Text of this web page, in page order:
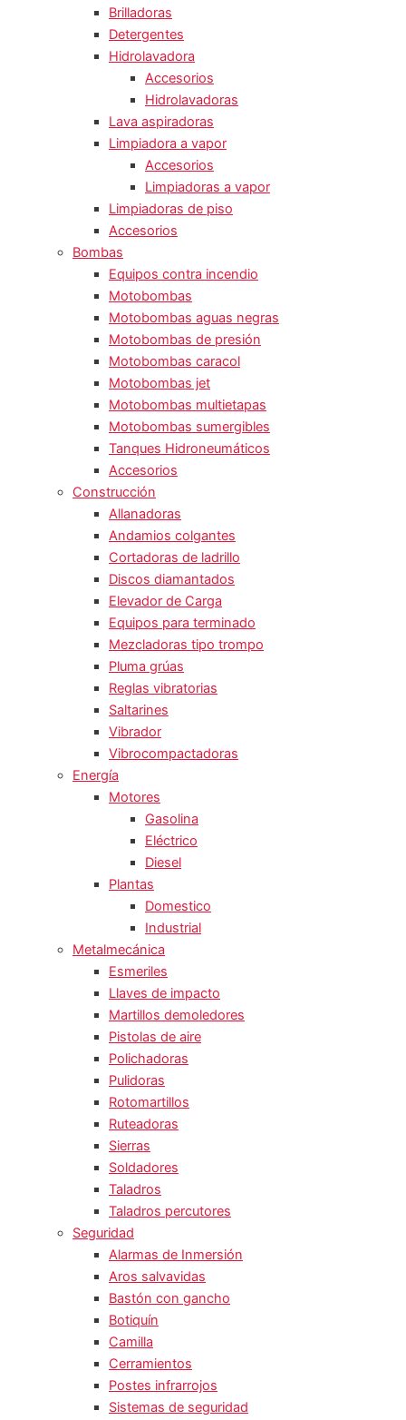
Brilladoras
Detergentes
Hidrolavadora
Accesorios
Hidrolavadoras
Lava aspiradoras
Limpiadora a vapor
Accesorios
Limpiadoras a vapor
Limpiadoras de piso
Accesorios
Bombas
Equipos contra incendio
Motobombas
Motobombas aguas negras
Motobombas de presión
Motobombas caracol
Motobombas jet
Motobombas multietapas
Motobombas sumergibles
Tanques Hidroneumáticos
Accesorios
Construcción
Allanadoras
Andamios colgantes
Cortadoras de ladrillo
Discos diamantados
Elevador de Carga
Equipos para terminado
Mezcladoras tipo trompo
Pluma grúas
Reglas vibratorias
Saltarines
Vibrador
Vibrocompactadoras
Energía
Motores
Gasolina
Eléctrico
Diesel
Plantas
Domestico
Industrial
Metalmecánica
Esmeriles
Llaves de impacto
Martillos demoledores
Pistolas de aire
Polichadoras
Pulidoras
Rotomartillos
Ruteadoras
Sierras
Soldadores
Taladros
Taladros percutores
Seguridad
Alarmas de Inmersión
Aros salvavidas
Bastón con gancho
Botiquín
Camilla
Cerramientos
Postes infrarrojos
Sistemas de seguridad